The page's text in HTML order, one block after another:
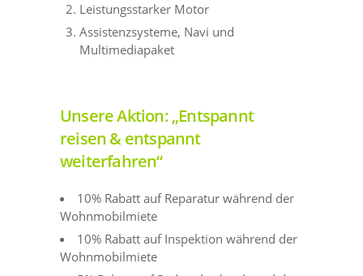
Leistungsstarker Motor
Assistenzsysteme, Navi und
Multimediapaket
Unsere Aktion: „Entspannt
reisen & entspannt
weiterfahren“
10% Rabatt auf Reparatur während der
Wohnmobilmiete
10% Rabatt auf Inspektion während der
Wohnmobilmiete